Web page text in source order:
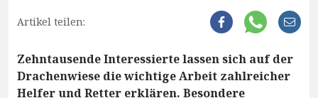
Artikel teilen:
Zehntausende Interessierte lassen sich auf der
Drachenwiese die wichtige Arbeit zahlreicher
Helfer und Retter erklären. Besondere